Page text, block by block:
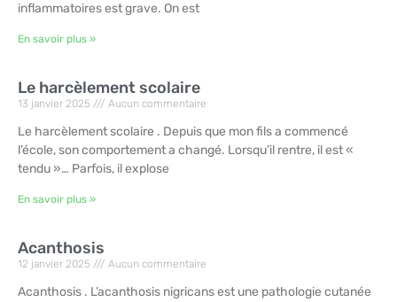
inflammatoires est grave. On est
En savoir plus »
Le harcèlement scolaire
13 janvier 2025 Aucun commentaire
Le harcèlement scolaire . Depuis que mon fils a commencé
l’école, son comportement a changé. Lorsqu’il rentre, il est «
tendu »… Parfois, il explose
En savoir plus »
Acanthosis
12 janvier 2025 Aucun commentaire
Acanthosis . L’acanthosis nigricans est une pathologie cutanée